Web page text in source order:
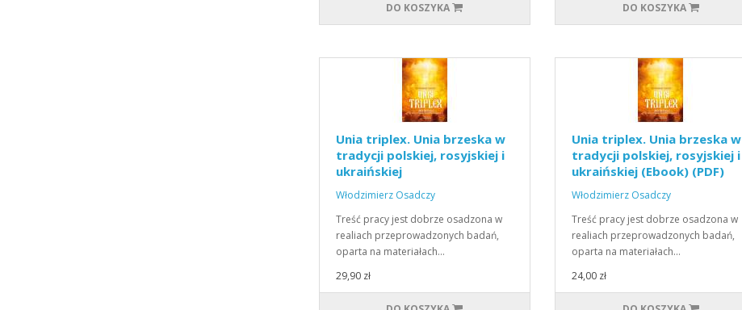
DO KOSZYKA DO KOSZYKA
Unia triplex. Unia brzeska w
tradycji polskiej, rosyjskiej i
ukraińskiej
Włodzimierz Osadczy
Treść pracy jest dobrze osadzona w
realiach przeprowadzonych badań,
oparta na materiałach…
29,90 zł
Unia triplex. Unia brzeska w
tradycji polskiej, rosyjskiej i
ukraińskiej (Ebook) (PDF)
Włodzimierz Osadczy
Treść pracy jest dobrze osadzona w
realiach przeprowadzonych badań,
oparta na materiałach…
24,00 zł